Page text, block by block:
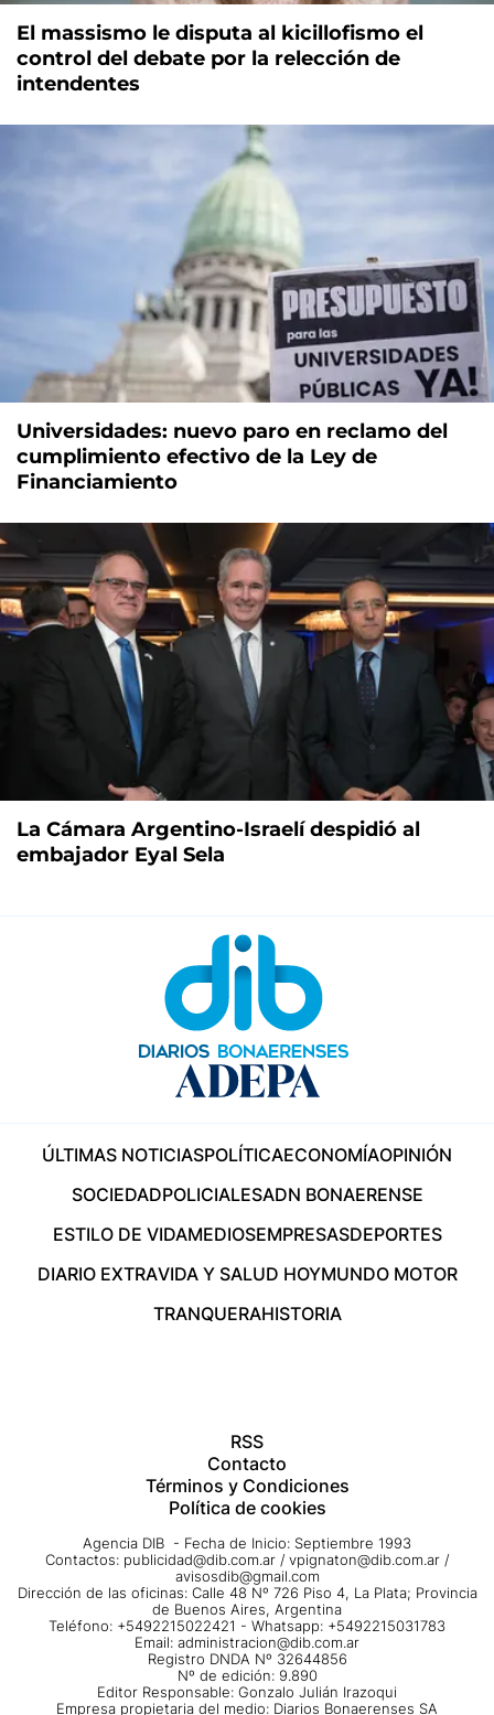
El massismo le disputa al kicillofismo el
control del debate por la relección de
intendentes
Universidades: nuevo paro en reclamo del
cumplimiento efectivo de la Ley de
Financiamiento
La Cámara Argentino-Israelí despidió al
embajador Eyal Sela
ÚLTIMAS NOTICIASPOLÍTICAECONOMÍAOPINIÓN
SOCIEDADPOLICIALESADN BONAERENSE
ESTILO DE VIDAMEDIOSEMPRESASDEPORTES
DIARIO EXTRAVIDA Y SALUD HOYMUNDO MOTOR
TRANQUERAHISTORIA
RSS
Contacto
Términos y Condiciones
Política de cookies
Agencia DIB - Fecha de Inicio: Septiembre 1993
Contactos: publicidad@dib.com.ar / vpignaton@dib.com.ar /
avisosdib@gmail.com
Dirección de las oficinas: Calle 48 Nº 726 Piso 4, La Plata; Provincia
de Buenos Aires, Argentina
Teléfono: +5492215022421 - Whatsapp: +5492215031783
Email: administracion@dib.com.ar
Registro DNDA Nº 32644856
Nº de edición: 9.890
Editor Responsable: Gonzalo Julián Irazoqui
Empresa propietaria del medio: Diarios Bonaerenses SA